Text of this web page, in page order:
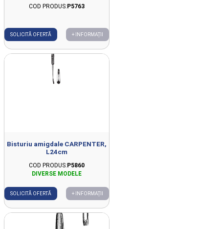
COD PRODUS:P5763
SOLICITĂ OFERTĂ + INFORMAȚII
Bisturiu amigdale CARPENTER,
L24cm
COD PRODUS: P5860
SOLICITĂ OFERTĂ + INFORMAȚII